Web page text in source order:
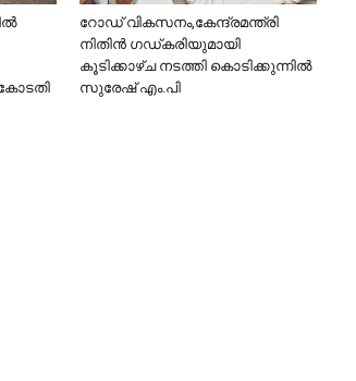
റോഡ് വികസനം,കേന്ദ്രമന്ത്രി
നിതിൻ ഗഡ്കരിയുമായി
കൂടിക്കാഴ്ച നടത്തി കൊടിക്കുന്നിൽ
സുരേഷ് എം.പി